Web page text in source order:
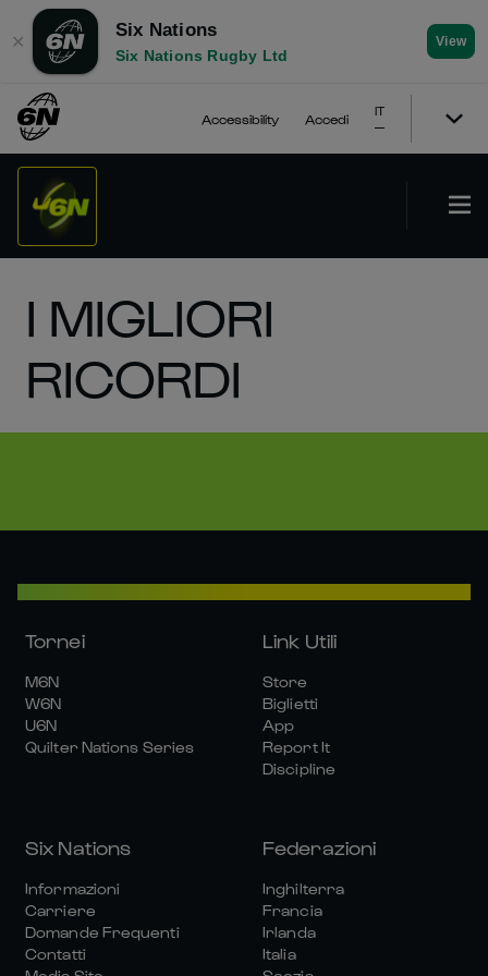
✕
Six Nations
Six Nations Rugby Ltd
View
Accessibility Accedi
IT
I MIGLIORI
RICORDI
Tornei
M6N
W6N
U6N
Quilter Nations Series
Link Utili
Store
Biglietti
App
Report It
Discipline
Six Nations
Informazioni
Carriere
Domande Frequenti
Contatti
Federazioni
Inghilterra
Francia
Irlanda
Italia